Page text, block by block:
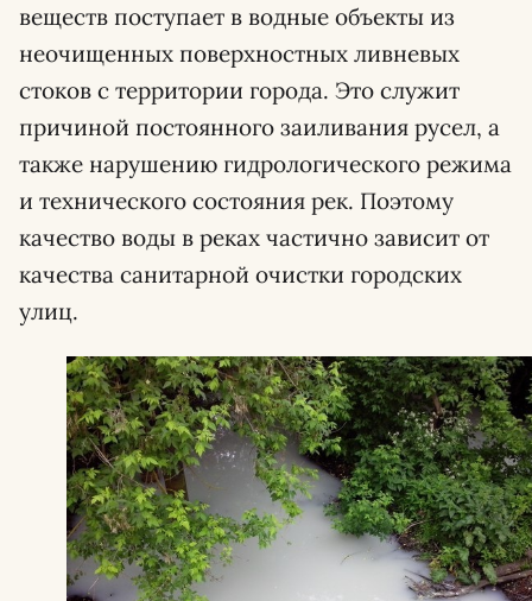
веществ поступает в водные объекты из
неочищенных поверхностных ливневых
стоков с территории города. Это служит
причиной постоянного заиливания русел, а
также нарушению гидрологического режима
и технического состояния рек. Поэтому
качество воды в реках частично зависит от
качества санитарной очистки городских
улиц.